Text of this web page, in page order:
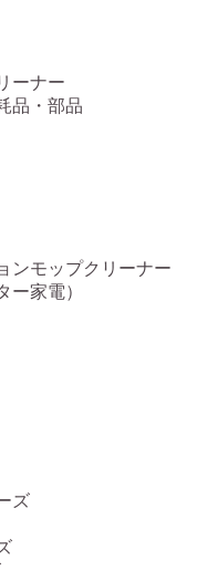
ーナー
品・部品
ンモップクリーナー
ー家電）
ズ